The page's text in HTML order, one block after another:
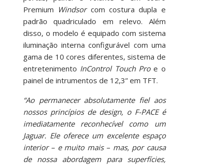
Premium Windsorcom costura dupla e
padrão quadriculado em relevo. Além
disso, o modelo é equipado com sistema
iluminação interna configurável com uma
gama de 10 cores diferentes, sistema de
entretenimento InControl Touch Proe o
painel de intrumentos de 12,3” em TFT.
“Ao permanecer absolutamente fiel aos
nossos princípios de design, o F-PACE é
imediatamente reconhecível como um
Jaguar. Ele oferece um excelente espaço
interior – e muito mais – mas, por causa
de nossa abordagem para superfícies,